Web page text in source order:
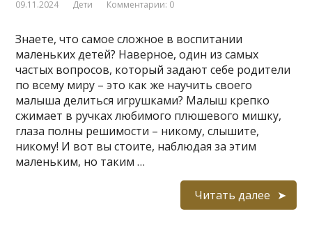
09.11.2024 Дети Комментарии: 0
Знаете, что самое сложное в воспитании
маленьких детей? Наверное, один из самых
частых вопросов, который задают себе родители
по всему миру – это как же научить своего
малыша делиться игрушками? Малыш крепко
сжимает в ручках любимого плюшевого мишку,
глаза полны решимости – никому, слышите,
никому! И вот вы стоите, наблюдая за этим
маленьким, но таким …
Читать далее